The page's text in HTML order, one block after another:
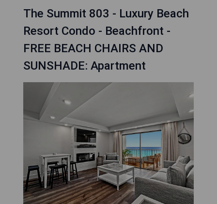
The Summit 803 - Luxury Beach
Resort Condo - Beachfront -
FREE BEACH CHAIRS AND
SUNSHADE: Apartment